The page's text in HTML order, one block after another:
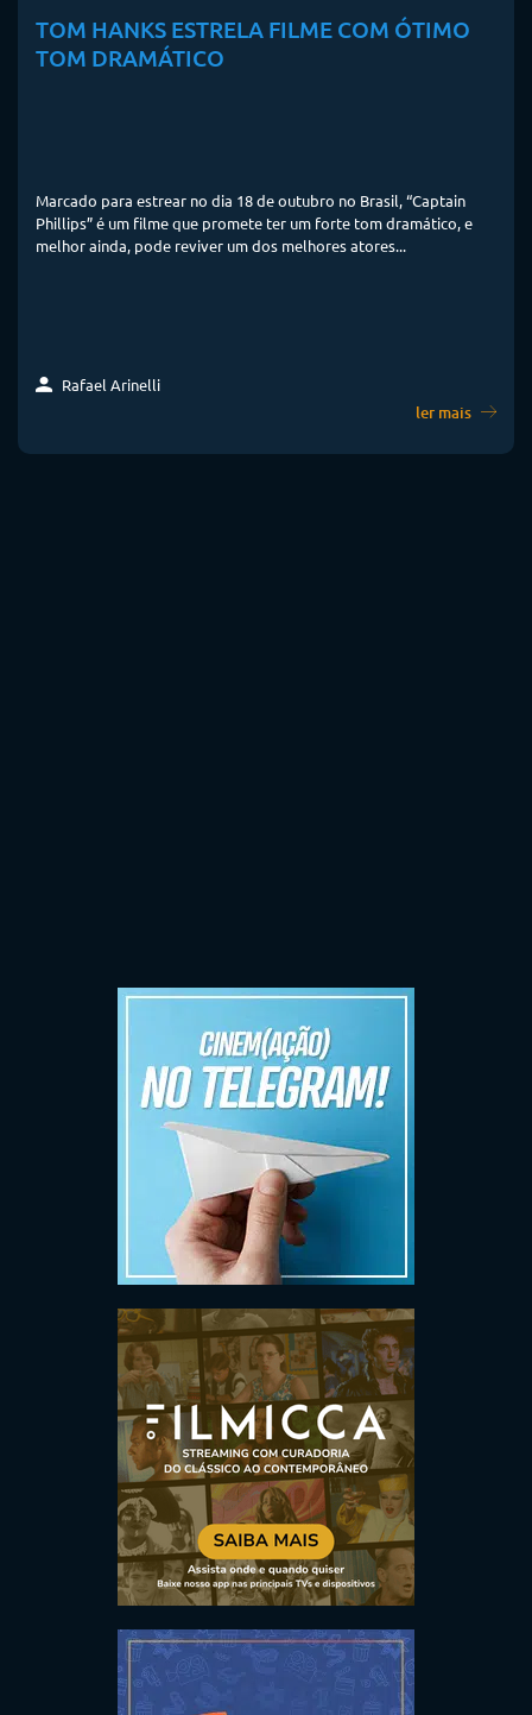
TOM HANKS ESTRELA FILME COM ÓTIMO
TOM DRAMÁTICO
Marcado para estrear no dia 18 de outubro no Brasil, “Captain
Phillips” é um filme que promete ter um forte tom dramático, e
melhor ainda, pode reviver um dos melhores atores...
Rafael Arinelli
ler mais